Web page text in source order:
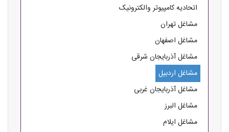
اتحادیه کامپیوتر والکترونیک
مشاغل تهران
مشاغل اصفهان
مشاغل آذربایجان شرقی
مشاغل اردبیل
مشاغل آذربایجان غربی
مشاغل البرز
مشاغل ایلام